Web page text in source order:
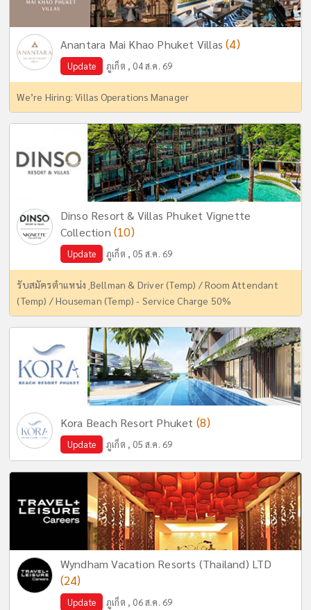
Anantara Mai Khao Phuket Villas(4)
Update ภูเก็ต , 04 ส.ค. 69
We’re Hiring: Villas Operations Manager
Dinso Resort & Villas Phuket Vignette
Collection (10)
Update ภูเก็ต , 05 ส.ค. 69
รับสมัครตำแหน่ง ฺBellman & Driver (Temp) / Room Attendant
(Temp) / Houseman (Temp) - Service Charge 50%
Kora Beach Resort Phuket (8)
Update ภูเก็ต , 05 ส.ค. 69
Wyndham Vacation Resorts (Thailand) LTD
(24)
Update ภูเก็ต , 06 ส.ค. 69